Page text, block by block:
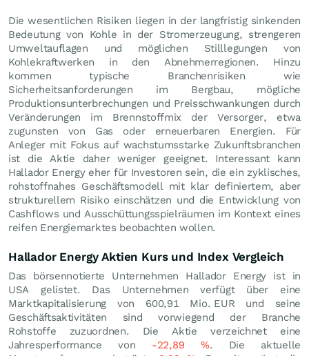
Die wesentlichen Risiken liegen in der langfristig sinkenden
Bedeutung von Kohle in der Stromerzeugung, strengeren
Umweltauflagen und möglichen Stilllegungen von
Kohlekraftwerken in den Abnehmerregionen. Hinzu
kommen typische Branchenrisiken wie
Sicherheitsanforderungen im Bergbau, mögliche
Produktionsunterbrechungen und Preisschwankungen durch
Veränderungen im Brennstoffmix der Versorger, etwa
zugunsten von Gas oder erneuerbaren Energien. Für
Anleger mit Fokus auf wachstumsstarke Zukunftsbranchen
ist die Aktie daher weniger geeignet. Interessant kann
Hallador Energy eher für Investoren sein, die ein zyklisches,
rohstoffnahes Geschäftsmodell mit klar definiertem, aber
strukturellem Risiko einschätzen und die Entwicklung von
Cashflows und Ausschüttungsspielräumen im Kontext eines
reifen Energiemarktes beobachten wollen.
Hallador Energy Aktien Kurs und Index Vergleich
Das börsennotierte Unternehmen Hallador Energy ist in
USA gelistet. Das Unternehmen verfügt über eine
Marktkapitalisierung von 600,91 Mio. EUR und seine
Geschäftsaktivitäten sind vorwiegend der Branche
Rohstoffe zuzuordnen. Die Aktie verzeichnet eine
Jahresperformance von -22,89 %. Die aktuelle